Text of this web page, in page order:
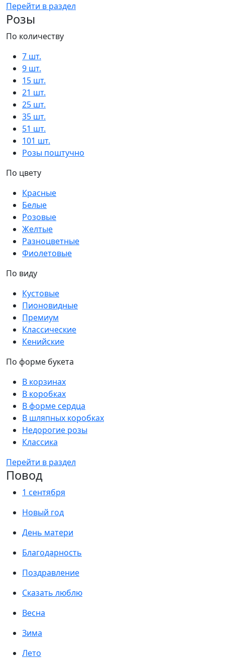
Перейти в раздел
Розы
По количеству
7 шт.
9 шт.
15 шт.
21 шт.
25 шт.
35 шт.
51 шт.
101 шт.
Розы поштучно
По цвету
Красные
Белые
Розовые
Желтые
Разноцветные
Фиолетовые
По виду
Кустовые
Пионовидные
Премиум
Классические
Кенийские
По форме букета
В корзинах
В коробках
В форме сердца
В шляпных коробках
Недорогие розы
Классика
Перейти в раздел
Повод
1 сентября
Новый год
День матери
Благодарность
Поздравление
Сказать люблю
Весна
Зима
Лето